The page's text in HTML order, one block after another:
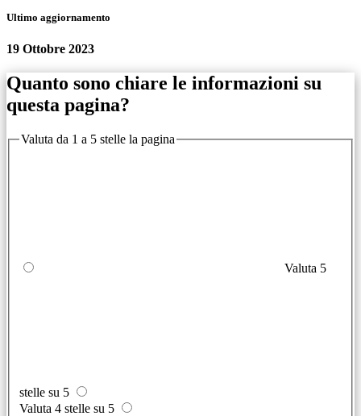
Ultimo aggiornamento
19 Ottobre 2023
Quanto sono chiare le informazioni su
questa pagina?
Valuta da 1 a 5 stelle la pagina
Valuta 5
stelle su 5
Valuta 4 stelle su 5